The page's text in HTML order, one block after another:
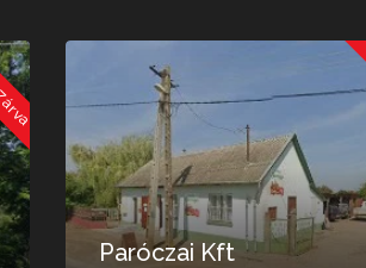
Szomorúfűz
Temetkezés –
Nyíregyháza